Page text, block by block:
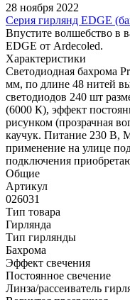
28 ноября 2022
Серия гирлянд EDGE
Впустите волшебство в
EDGE от Ardecoled.
Характеристики
Светодиодная бахрома
мм, по длине 48 нитей
светодиодов 240 шт
(6000 К), эффект
рисунком (прозрачная
каучук. Питание 230 В,
применение на улице
подключения
Общие
Артикул
026031
Тип товара
Гирлянда
Тип гирлянды
Бахрома
Эффект свечения
Постоянное свечение
Линза/рассеиватель